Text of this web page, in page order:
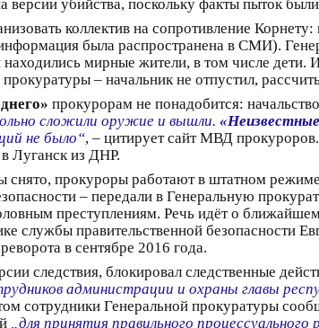
убийства, поскольку факты пыток
коллектив на сопротивление
была распространена в СМИ).
мирные жители, в том числе дети.
– начальник не отпустил,
прокурорам не понадобится:
сложили оружие и вышли.
не было“, – цитирует сайт МВД прокуроров.
Луганск из ДНР.
прокуроры работают в штатном
– передали в Генеральную
преступлениям. Речь идёт о
службы правительственной безопасности
в сентябре 2016 года.
следствия, блокировал следственные
администрации и охраны главы
сотрудники Генеральной прокуратуры
„для принятия правильного процессуального